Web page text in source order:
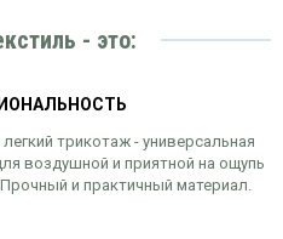
- это:
трикотаж - универсальная
воздушной и приятной на ощупь
и практичный материал.